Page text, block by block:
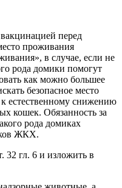
перед
проживания
в случае, если не
рода домики помогут
как можно большее
безопасное место
естественному снижению
кошек. Обязанность за
рода домиках
ЖКХ.
32 гл. 6 и изложить в